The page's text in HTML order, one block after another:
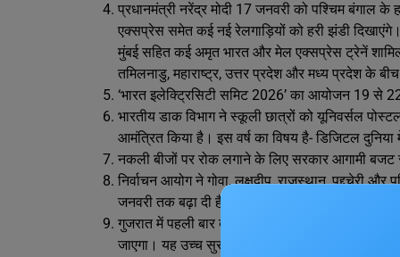
प्रधानमंत्री नरेंद्र मोदी 17 जनवरी को पश्चिम बंगाल
एक्सप्रेस समेत कई नई रेलगाड़ियों को हरी झंडी
मुंबई सहित कई अमृत भारत और मेल एक्सप्रेस ट्रेनें
तमिलनाडु, महाराष्ट्र, उत्तर प्रदेश और मध्य प्रदेश के
‘भारत इलेक्ट्रिसिटी समिट 2026’ का आयोजन 19 से 22
भारतीय डाक विभाग ने स्कूली छात्रों को यूनिवर्सल
आमंत्रित किया है। इस वर्ष का विषय है- डिजिटल
नकली बीजों पर रोक लगाने के लिए सरकार आगामी
निर्वाचन आयोग ने गोवा, लक्षद्वीप, राजस्थान, पुद्दुचेरी
जनवरी तक बढ़ा दी है। अब मतदाता 19 तारीख तक
गुजरात में पहली बार बायोसेफ्टी लेवल-4 (BSL-4)
जाएगा। यह उच्च सुरक्षा वाली लैब वैक्सीन विकास, तेज